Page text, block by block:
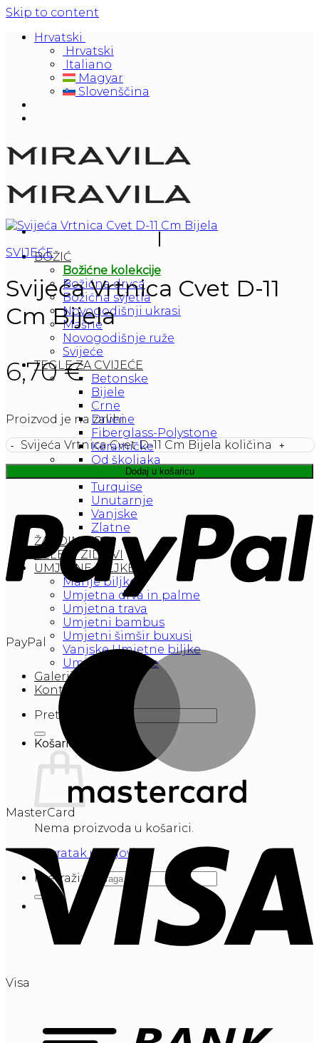
Skip to content
Hrvatski
Hrvatski
Italiano
Magyar
Slovenščina
BOŽIĆ
Božićne kolekcije
Božićna drvca
Božićna svjetla
Novogodišnji ukrasi
Mašne
Novogodišnje ruže
Svijeće
TEGLE ZA CVIJEĆE
Betonske
Bijele
Crne
Drvene
Fiberglass-Polystone
Keramičke
Od školjaka
Plastične
Turquise
Unutarnje
Vanjske
Zlatne
ŽARDINJERE
ZELENI ZIDOVI
UMJETNE BILJKE
Manje biljke
Umjetna drva in palme
Umjetna trava
Umjetni bambus
Umjetni šimšir buxusi
Vanjske Umjetne biljke
Umjetno cvijeće
Galerija
Kontakt
Pretraži:
Košarica
Nema proizvoda u košarici.
Povratak u trgovinu
Pretraži:
SVIJEĆE
Svijeća Vrtnica Cvet D-11
Cm Bijela
6,70€
Proizvod je na zalihi
Svijeća Vrtnica Cvet D-11 Cm Bijela količina
Dodaj u košaricu
PayPal
MasterCard
Visa